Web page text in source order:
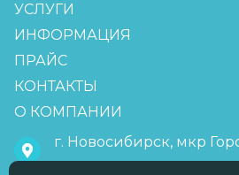
УСЛУГИ
ИНФОРМАЦИЯ
ПРАЙС
КОНТАКТЫ
О КОМПАНИИ
г. Новосибирск, мкр